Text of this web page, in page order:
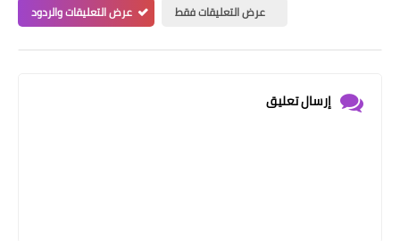
عرض التعليقات فقط
عرض التعليقات والردود
إرسال تعليق